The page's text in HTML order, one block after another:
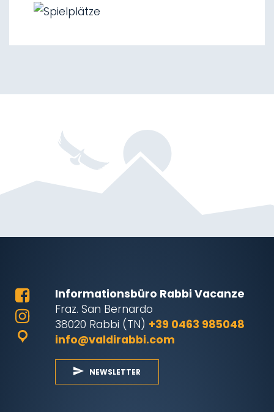
Informationsbüro Rabbi Vacanze
Fraz. San Bernardo
38020 Rabbi (TN) +39 0463 985048
info@valdirabbi.com
NEWSLETTER